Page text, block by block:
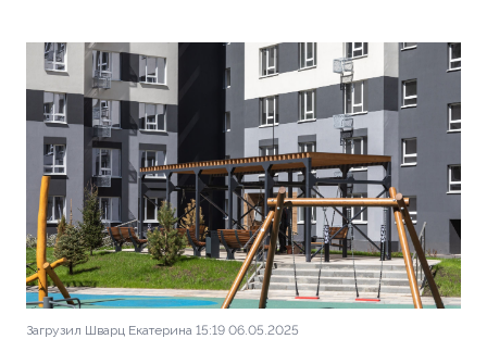
Загрузил Шварц Екатерина 15:19 06.05.2025